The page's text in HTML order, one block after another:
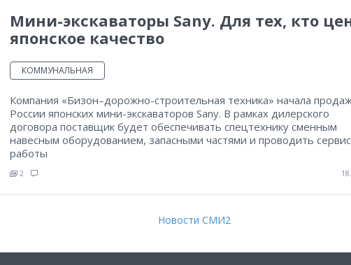
Мини-экскаваторы Sany. Для тех, кто
японское качество
КОММУНАЛЬНАЯ
Компания «Бизон–дорожно-строительная техника» начала
России японских мини-экскаваторов Sany. В рамках дилерского
договора поставщик будет обеспечивать спецтехнику сменным
навесным оборудованием, запасными частями и проводить
работы
2
Новости СМИ2